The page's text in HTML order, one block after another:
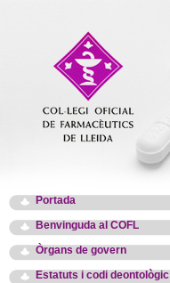
Portada
Benvinguda al COFL
Òrgans de govern
Estatuts i codi deontològic